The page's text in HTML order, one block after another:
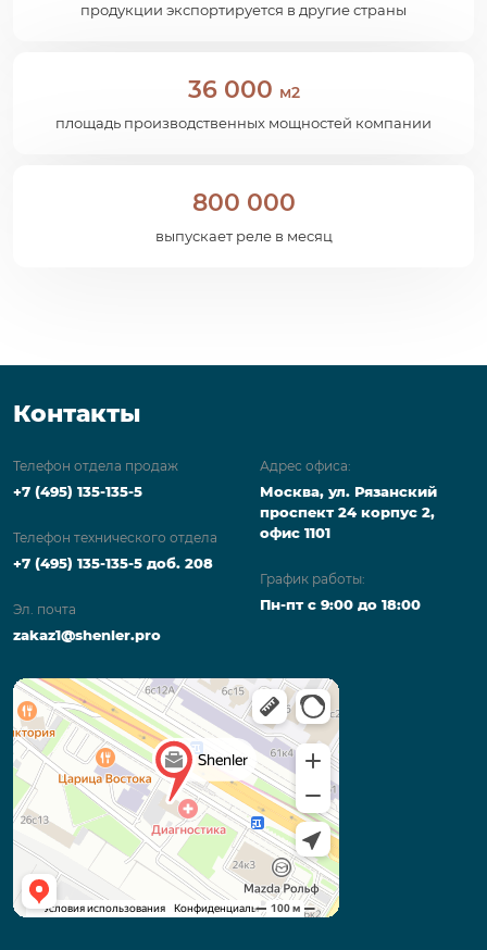
продукции экспортируется в другие страны
36 000 м2
площадь производственных мощностей компании
800 000
выпускает реле в месяц
Контакты
Телефон отдела продаж
+7 (495) 135-135-5
Телефон технического отдела
+7 (495) 135-135-5 доб. 208
Эл. почта
zakaz1@shenler.pro
Адрес офиса:
Москва, ул. Рязанский
проспект 24 корпус 2,
офис 1101
График работы:
Пн-пт с 9:00 до 18:00